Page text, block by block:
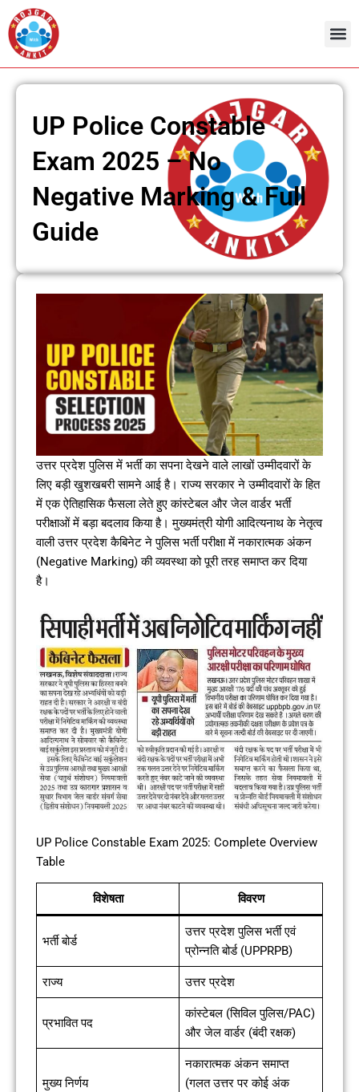
Skip
to
content
UP Police Constable
Exam 2025 – No
Negative Marking & Full
Guide
उत्तर प्रदेश पुलिस में भर्ती का सपना देखने वाले लाखों उम्मीदवारों के
लिए बड़ी खुशखबरी सामने आई है। राज्य सरकार ने उम्मीदवारों के हित
में एक ऐतिहासिक फैसला लेते हुए कांस्टेबल और जेल वार्डर भर्ती
परीक्षाओं में बड़ा बदलाव किया है। मुख्यमंत्री योगी आदित्यनाथ के नेतृत्व
वाली उत्तर प्रदेश कैबिनेट ने पुलिस भर्ती परीक्षा में नकारात्मक अंकन
(Negative Marking) की व्यवस्था को पूरी तरह समाप्त कर दिया
है।
UP Police Constable Exam 2025: Complete Overview
Table
विशेषता विवरण
भर्ती बोर्ड
उत्तर प्रदेश पुलिस भर्ती एवं
प्रोन्नति बोर्ड (UPPRPB)
राज्य उत्तर प्रदेश
प्रभावित पद
कांस्टेबल (सिविल पुलिस/PAC)
और जेल वार्डर (बंदी रक्षक)
मुख्य निर्णय
नकारात्मक अंकन समाप्त
(गलत उत्तर पर कोई अंक